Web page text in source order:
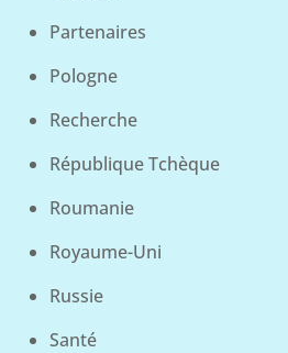
Partenaires
Pologne
Recherche
République Tchèque
Roumanie
Royaume-Uni
Russie
Santé